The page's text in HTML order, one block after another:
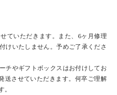
ていただきます。また、6ヶ月修理
けいたしません。予めご了承くださ
チやギフトボックスはお付けしてお
送させていただきます。何卒ご理解